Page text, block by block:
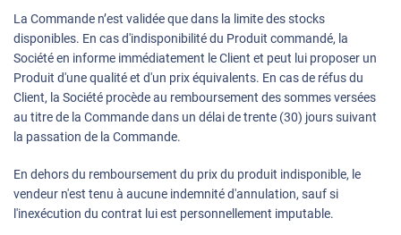
La Commande n’est validée que dans la limite des stocks
disponibles. En cas d'indisponibilité du Produit commandé, la
Société en informe immédiatement le Client et peut lui proposer un
Produit d'une qualité et d'un prix équivalents. En cas de réfus du
Client, la Société procède au remboursement des sommes versées
au titre de la Commande dans un délai de trente (30) jours suivant
la passation de la Commande.
En dehors du remboursement du prix du produit indisponible, le
vendeur n'est tenu à aucune indemnité d'annulation, sauf si
l'inexécution du contrat lui est personnellement imputable.